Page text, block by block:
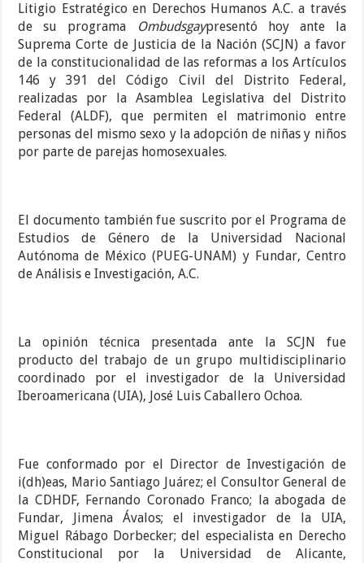
Litigio Estratégico en Derechos Humanos A.C. a través
de su programa
Ombudsgaypresentó hoy ante la
Suprema Corte de Justicia de la Nación (SCJN) a favor
de la constitucionalidad de las reformas a los Artículos
146 y 391 del Código Civil del Distrito Federal,
realizadas por la Asamblea Legislativa del Distrito
Federal (ALDF), que permiten el matrimonio entre
personas del mismo sexo y la adopción de niñas y niños
por parte de parejas homosexuales.
El documento también fue suscrito por el Programa de
Estudios de Género de la Universidad Nacional
Autónoma de México (PUEG-UNAM) y Fundar, Centro
de Análisis e Investigación, A.C.
La opinión técnica presentada ante la SCJN fue
producto del trabajo de un grupo multidisciplinario
coordinado por el investigador de la Universidad
Iberoamericana (UIA), José Luis Caballero Ochoa.
Fue conformado por el Director de Investigación de
i(dh)eas, Mario Santiago Juárez; el Consultor General de
la CDHDF, Fernando Coronado Franco; la abogada de
Fundar, Jimena Ávalos; el investigador de la UIA,
Miguel Rábago Dorbecker; del especialista en Derecho
Constitucional por la Universidad de Alicante,